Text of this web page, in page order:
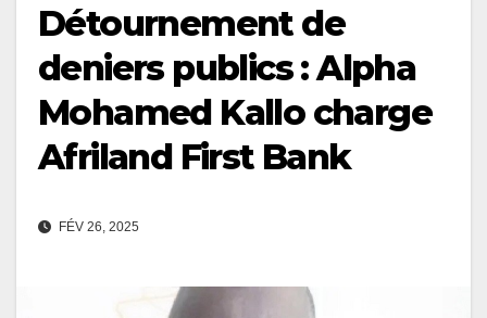
Détournement de
deniers publics : Alpha
Mohamed Kallo charge
Afriland First Bank
FÉV 26, 2025